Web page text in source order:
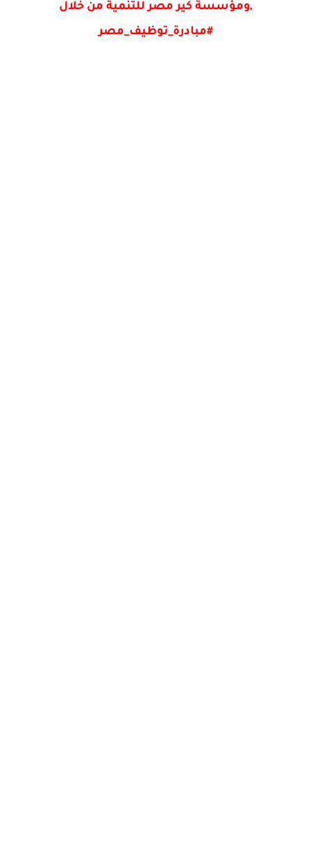
,ومؤسسة كير مصر للتنمية من خلال
#مبادرة_توظيف_مصر